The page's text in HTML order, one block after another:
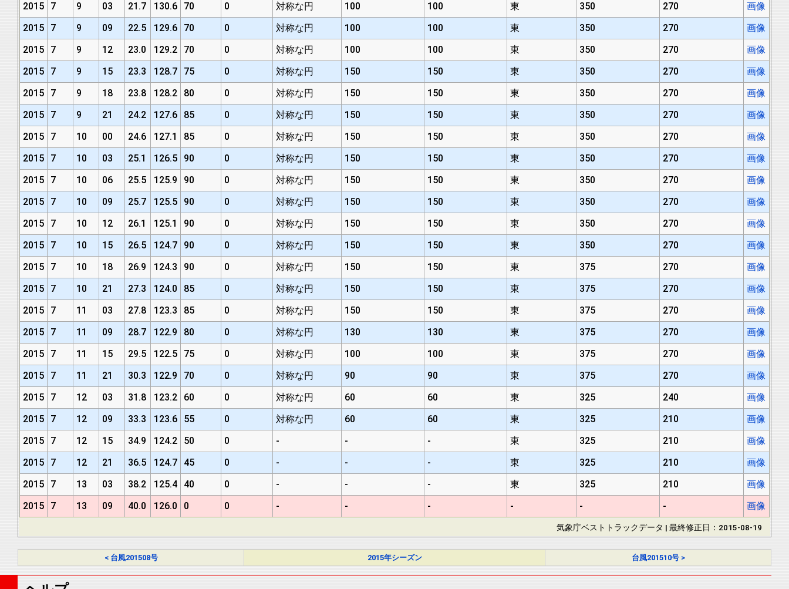
2015
7 9 03 21.7 130.6 70 0 対称な円 100 100 東 350 270
画像
2015
7 9 09 22.5 129.6 70 0 対称な円 100 100 東 350 270
画像
2015
7 9 12 23.0 129.2 70 0 対称な円 100 100 東 350 270
画像
2015
7 9 15 23.3 128.7 75 0 対称な円 150 150 東 350 270
画像
2015
7 9 18 23.8 128.2 80 0 対称な円 150 150 東 350 270
画像
2015
7 9 21 24.2 127.6 85 0 対称な円 150 150 東 350 270
画像
2015
7 10 00 24.6 127.1 85 0 対称な円 150 150 東 350 270
画像
2015
7 10 03 25.1 126.5 90 0 対称な円 150 150 東 350 270
画像
2015
7 10 06 25.5 125.9 90 0 対称な円 150 150 東 350 270
画像
2015
7 10 09 25.7 125.5 90 0 対称な円 150 150 東 350 270
画像
2015
7 10 12 26.1 125.1 90 0 対称な円 150 150 東 350 270
画像
2015
7 10 15 26.5 124.7 90 0 対称な円 150 150 東 350 270
画像
2015
7 10 18 26.9 124.3 90 0 対称な円 150 150 東 375 270
画像
2015
7 10 21 27.3 124.0 85 0 対称な円 150 150 東 375 270
画像
2015
7 11 03 27.8 123.3 85 0 対称な円 150 150 東 375 270
画像
2015
7 11 09 28.7 122.9 80 0 対称な円 130 130 東 375 270
画像
2015
7 11 15 29.5 122.5 75 0 対称な円 100 100 東 375 270
画像
2015
7 11 21 30.3 122.9 70 0 対称な円 90 90 東 375 270
画像
2015
7 12 03 31.8 123.2 60 0 対称な円 60 60 東 325 240
画像
2015
7 12 09 33.3 123.6 55 0 対称な円 60 60 東 325 210
画像
2015
7 12 15 34.9 124.2 50 0 - - - 東 325 210
画像
2015
7 12 21 36.5 124.7 45 0 - - - 東 325 210
画像
2015
7 13 03 38.2 125.4 40 0 - - - 東 325 210
画像
2015
7 13 09 40.0 126.0 0 0 - - - - - - 画像
気象庁ベストトラックデータ | 最終修正日：2015-08-19
< 台風201508号 2015年シーズン 台風201510号 >